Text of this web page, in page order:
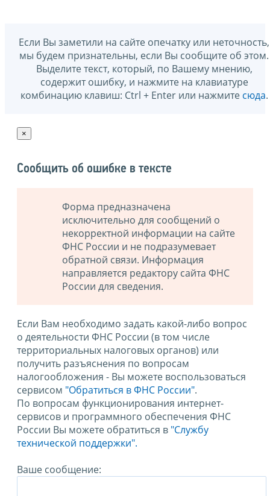
Если Вы заметили на сайте опечатку или неточность,
мы будем признательны, если Вы сообщите об этом.
Выделите текст, который, по Вашему мнению,
содержит ошибку, и нажмите на клавиатуре
комбинацию клавиш: Ctrl + Enter или нажмите сюда.
×
Сообщить об ошибке в тексте
Форма предназначена
исключительно для сообщений о
некорректной информации на сайте
ФНС России и не подразумевает
обратной связи. Информация
направляется редактору сайта ФНС
России для сведения.
Если Вам необходимо задать какой-либо вопрос
о деятельности ФНС России (в том числе
территориальных налоговых органов) или
получить разъяснения по вопросам
налогообложения - Вы можете воспользоваться
сервисом "Обратиться в ФНС России".
По вопросам функционирования интернет-
сервисов и программного обеспечения ФНС
России Вы можете обратиться в "Службу
технической поддержки".
Ваше сообщение: